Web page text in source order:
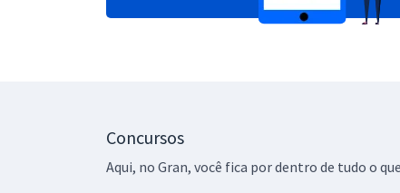
Concursos
Aqui, no Gran, você fica por dentro de tudo o